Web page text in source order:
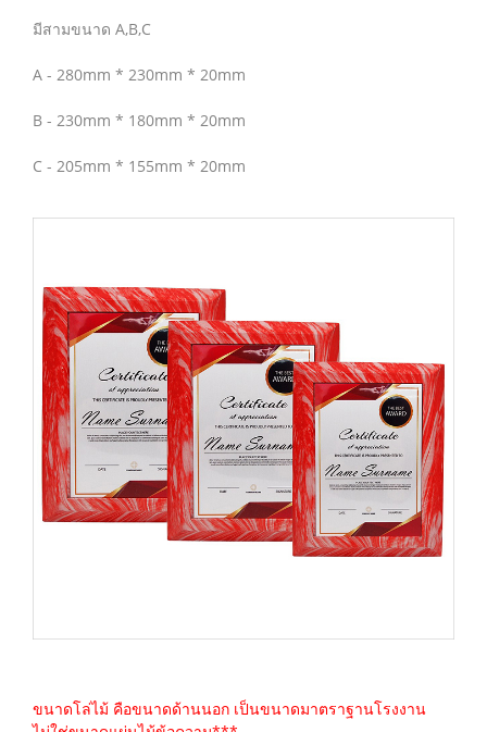
มีสามขนาด A,B,C
A - 280mm * 230mm * 20mm
B - 230mm * 180mm * 20mm
C - 205mm * 155mm * 20mm
ขนาดโล่ไม้ คือขนาดด้านนอก เป็นขนาดมาตราฐานโรงงาน